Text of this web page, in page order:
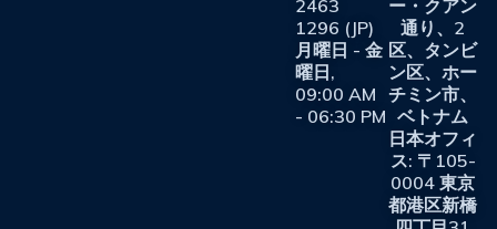
2463
1296 (JP)
月曜日 - 金
曜日,
09:00 AM
- 06:30 PM
ー・クアン
通り、2
区、タンビ
ン区、ホー
チミン市、
ベトナム
日本オフィ
ス: 〒105-
0004 東京
都港区新橋